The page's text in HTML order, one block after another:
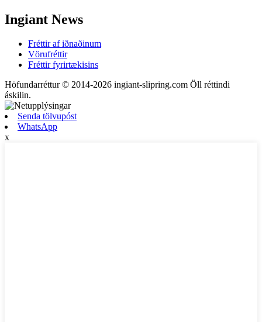
Ingiant News
Fréttir af iðnaðinum
Vörufréttir
Fréttir fyrirtækisins
Höfundarréttur © 2014-2026 ingiant-slipring.com Öll réttindi
áskilin.
Senda tölvupóst
WhatsApp
x